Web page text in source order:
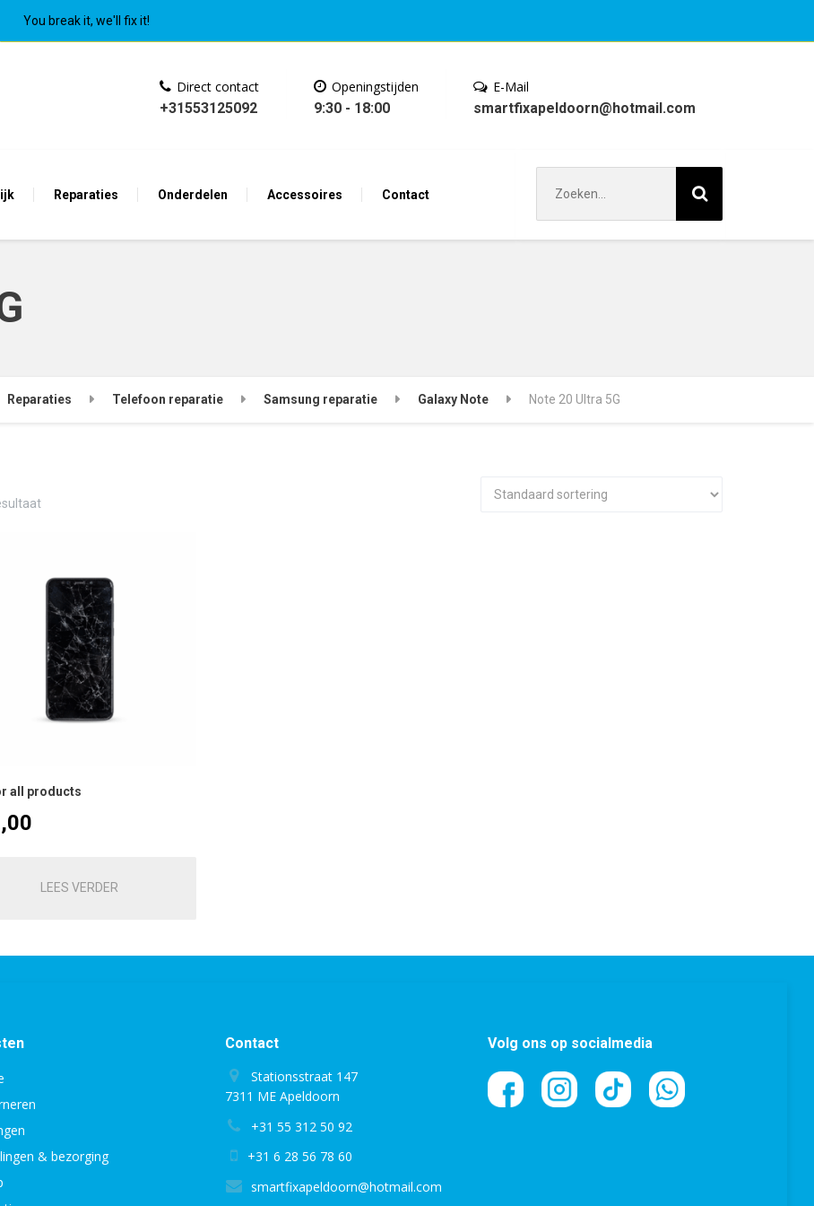
You break it, we'll fix it!
Reparaties Onderdelen Accessoires Contact
Direct contact
+31553125092
Openingstijden
9:30 - 18:00
E-Mail
smartfixapeldoorn@hotmail.com
naar:
Reparaties Telefoon reparatie Samsung reparatie Galaxy Note Note 20 Ultra 5G
all products
LEES VERDER
& bezorging
Contact
Stationsstraat 147
7311 ME Apeldoorn
+31 55 312 50 92
+31 6 28 56 78 60
smartfixapeldoorn@hotmail.com
Volg ons op socialmedia